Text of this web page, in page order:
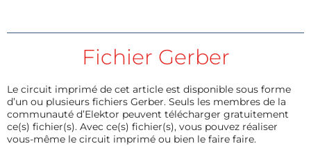
Fichier Gerber
Le circuit imprimé de cet article est disponible sous forme
d’un ou plusieurs fichiers Gerber. Seuls les membres de la
communauté d’Elektor peuvent télécharger gratuitement
ce(s) fichier(s). Avec ce(s) fichier(s), vous pouvez réaliser
vous-même le circuit imprimé ou bien le faire faire.